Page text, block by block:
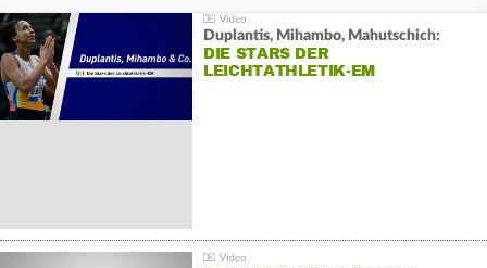
Duplantis, Mihambo, Mahutschich:
DIE STARS DER
LEICHTATHLETIK-EM